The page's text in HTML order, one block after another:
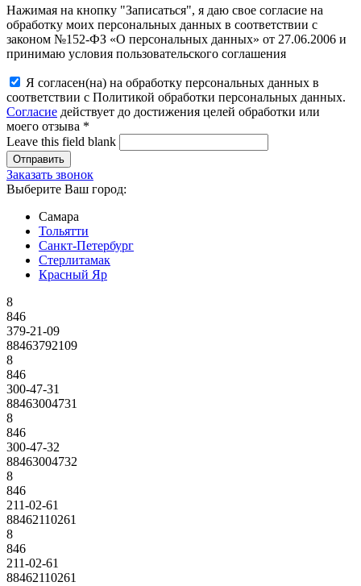
Нажимая на кнопку "Записаться", я даю свое согласие на
обработку моих персональных данных в соответствии с
законом №152-ФЗ «О персональных данных» от 27.06.2006 и
принимаю условия пользовательского соглашения
Я согласен(на) на обработку персональных данных в
соответствии с Политикой обработки персональных данных.
Согласие действует до достижения целей обработки или
моего отзыва *
Leave this field blank
Заказать звонок
Выберите Ваш город:
Самара
Тольятти
Санкт-Петербург
Стерлитамак
Красный Яр
8
846
379-21-09
88463792109
8
846
300-47-31
88463004731
8
846
300-47-32
88463004732
8
846
211-02-61
88462110261
8
846
211-02-61
88462110261